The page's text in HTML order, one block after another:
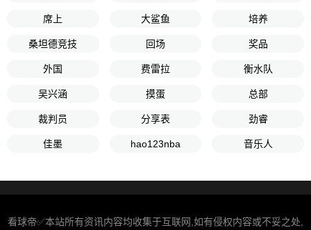
席上 大鲨鱼 培养
桑坦德竞技 回场 奖品
外国 费雷拉 衡水队
吴兴涵 摸蛋 总部
裁判员 分享表 劲睿
佳墨 hao123nba 音乐人
看球帝✅本站所有资讯内容均收集于互联网,如有侵权内容或不妥之处,